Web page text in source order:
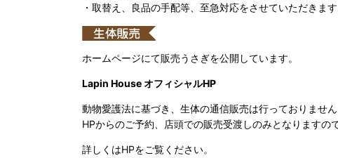
・取替え、良品の手配等、至急対応をさせていただきます
ホームページにて販売うさぎを公開しています。
Lapin House オフィシャルHP
動物愛護法に基づき、生体の通信販売は行っておりません
HPからのご予約、店頭での販売受渡しのみとなりますの
詳しくはHPをご覧ください。